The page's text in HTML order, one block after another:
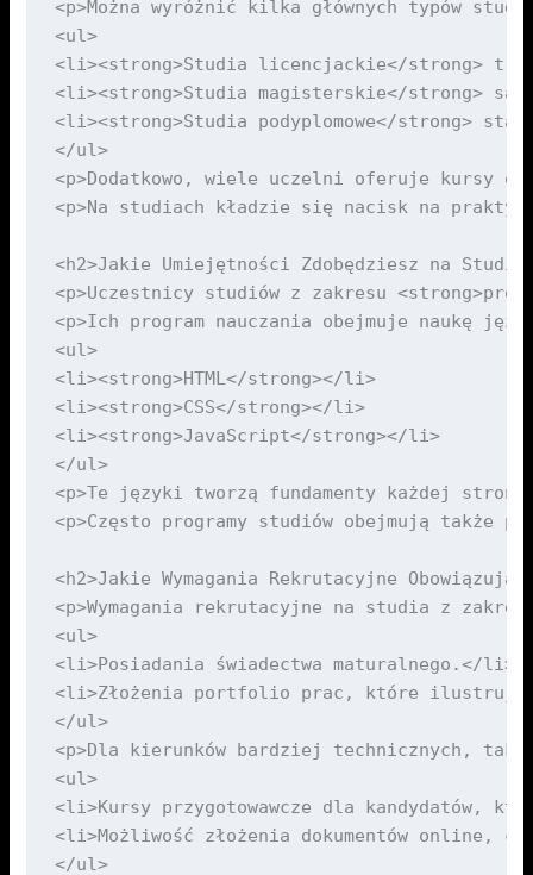
<p>Można wyróżnić kilka głównych typów
<ul>
<li><strong>Studia licencjackie</strong>
<li><strong>Studia magisterskie</strong> są
<li><strong>Studia podyplomowe</strong>
</ul>
<p>Dodatkowo, wiele uczelni oferuje kursy
<p>Na studiach kładzie się nacisk na
<h2>Jakie Umiejętności Zdobędziesz na
<p>Uczestnicy studiów z zakresu
<p>Ich program nauczania obejmuje naukę
<ul>
<li><strong>HTML</strong></li>
<li><strong>CSS</strong></li>
<li><strong>JavaScript</strong></li>
</ul>
<p>Te języki tworzą fundamenty każdej
<p>Często programy studiów obejmują także
<h2>Jakie Wymagania Rekrutacyjne
<p>Wymagania rekrutacyjne na studia z
<ul>
<li>Posiadania świadectwa maturalnego.</li>
<li>Złożenia portfolio prac, które ilustruje
</ul>
<p>Dla kierunków bardziej technicznych,
<ul>
<li>Kursy przygotowawcze dla kandydatów,
<li>Możliwość złożenia dokumentów online,
</ul>